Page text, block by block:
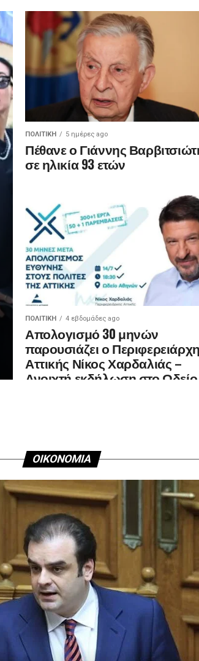
ΠΟΛΙΤΙΚΉ 5 ημέρες ago
Πέθανε ο Γιάννης
σε ηλικία 93 ετών
ΠΟΛΙΤΙΚΉ 4 εβδομάδες ago
Απολογισμό 30 μηνών
παρουσιάζει ο
Αττικής Νίκος Χαρδαλιάς –
Ανοιχτή εκδήλωση στο Ωδείο
ΟΙΚΟΝΟΜΙΑ